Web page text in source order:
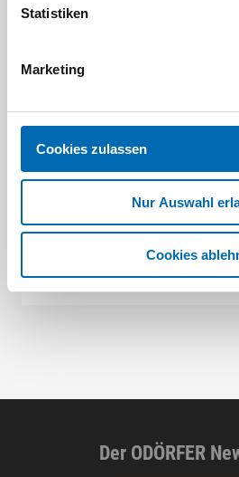
Statistiken
Marketing
Cookies zulassen
Nur Auswahl
Cookies
8 Ausführungen
Der ODÖRFER